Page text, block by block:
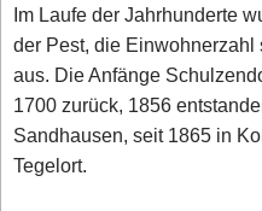
Im Laufe der Jahrhunderte
der Pest, die
aus. Die Anfänge
1700 zurück, 1856
Sandhausen, seit 1865 in
Tegelort.